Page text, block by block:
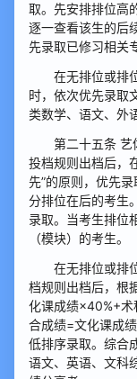
取。先安排排位高
逐一查看该生的后
先录取已修习相关
在无排位或排
时，依次优先录取
类数学、语文、外
第二十五条 艺
投档规则出档后，
先”的原则，优先
分排位在后的考生
录取。当考生排位
（模块）的考生。
在无排位或排
档规则出档后，根
化课成绩×40%+术
合成绩=文化课成
低排序录取。综合
语文、英语、文科